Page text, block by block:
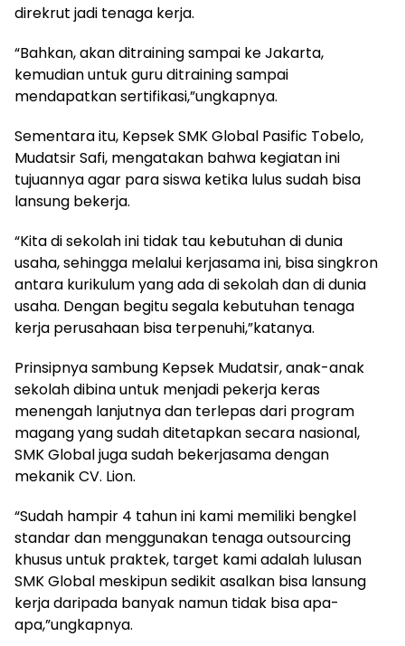
direkrut jadi tenaga kerja.
“Bahkan, akan ditraining sampai ke Jakarta,
kemudian untuk guru ditraining sampai
mendapatkan sertifikasi,”ungkapnya.
Sementara itu, Kepsek SMK Global Pasific Tobelo,
Mudatsir Safi, mengatakan bahwa kegiatan ini
tujuannya agar para siswa ketika lulus sudah bisa
lansung bekerja.
“Kita di sekolah ini tidak tau kebutuhan di dunia
usaha, sehingga melalui kerjasama ini, bisa singkron
antara kurikulum yang ada di sekolah dan di dunia
usaha. Dengan begitu segala kebutuhan tenaga
kerja perusahaan bisa terpenuhi,”katanya.
Prinsipnya sambung Kepsek Mudatsir, anak-anak
sekolah dibina untuk menjadi pekerja keras
menengah lanjutnya dan terlepas dari program
magang yang sudah ditetapkan secara nasional,
SMK Global juga sudah bekerjasama dengan
mekanik CV. Lion.
“Sudah hampir 4 tahun ini kami memiliki bengkel
standar dan menggunakan tenaga outsourcing
khusus untuk praktek, target kami adalah lulusan
SMK Global meskipun sedikit asalkan bisa lansung
kerja daripada banyak namun tidak bisa apa-
apa,”ungkapnya.